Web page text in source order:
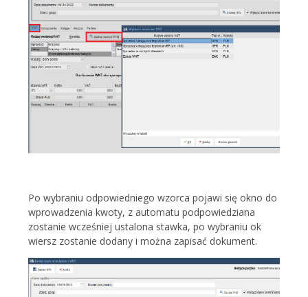
Po wybraniu odpowiedniego wzorca pojawi się okno do
wprowadzenia kwoty, z automatu podpowiedziana
zostanie wcześniej ustalona stawka, po wybraniu ok
wiersz zostanie dodany i można zapisać dokument.